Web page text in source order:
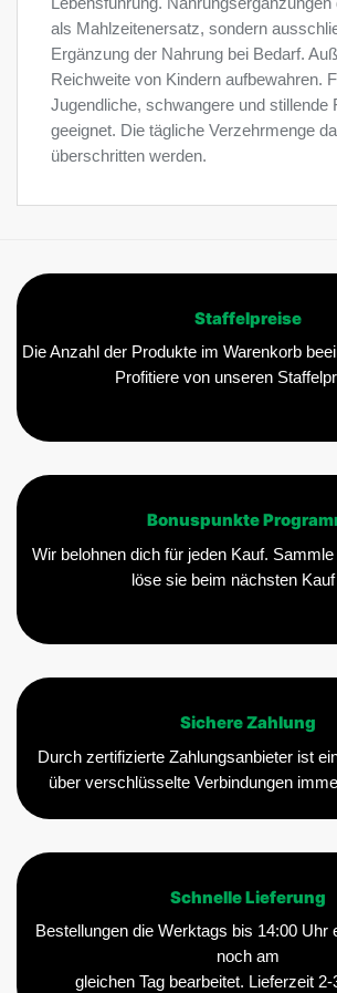
als Mahlzeitenersatz, sondern
Ergänzung der Nahrung bei Bedarf.
Reichweite von Kindern aufbewahren.
Jugendliche, schwangere und stillende
geeignet. Die tägliche Verzehrmenge
überschritten werden.
Staffelpreise
Die Anzahl der Produkte im Warenkorb
Profitiere von unseren
Bonuspunkte
Wir belohnen dich für jeden Kauf.
löse sie beim nächsten Kauf
Sichere Zahlung
Durch zertifizierte Zahlungsanbieter ist
über verschlüsselte Verbindungen
Schnelle Lieferung
Bestellungen die Werktags bis 14:00 Uhr
noch am
gleichen Tag bearbeitet. Lieferzeit